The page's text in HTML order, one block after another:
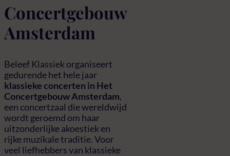
Concertgebouw
Amsterdam
Beleef Klassiek organiseert
gedurende het hele jaar
klassieke concerten in Het
Concertgebouw Amsterdam,
een concertzaal die wereldwijd
wordt geroemd om haar
uitzonderlijke akoestiek en
rijke muzikale traditie. Voor
veel liefhebbers van klassieke